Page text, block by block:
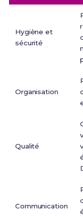
Hygiène et
sécurité
Organisation
Qualité
Communication